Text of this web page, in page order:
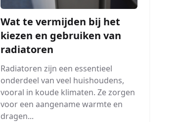
Wat te vermijden bij het
kiezen en gebruiken van
radiatoren
Radiatoren zijn een essentieel
onderdeel van veel huishoudens,
vooral in koude klimaten. Ze zorgen
voor een aangename warmte en
dragen...